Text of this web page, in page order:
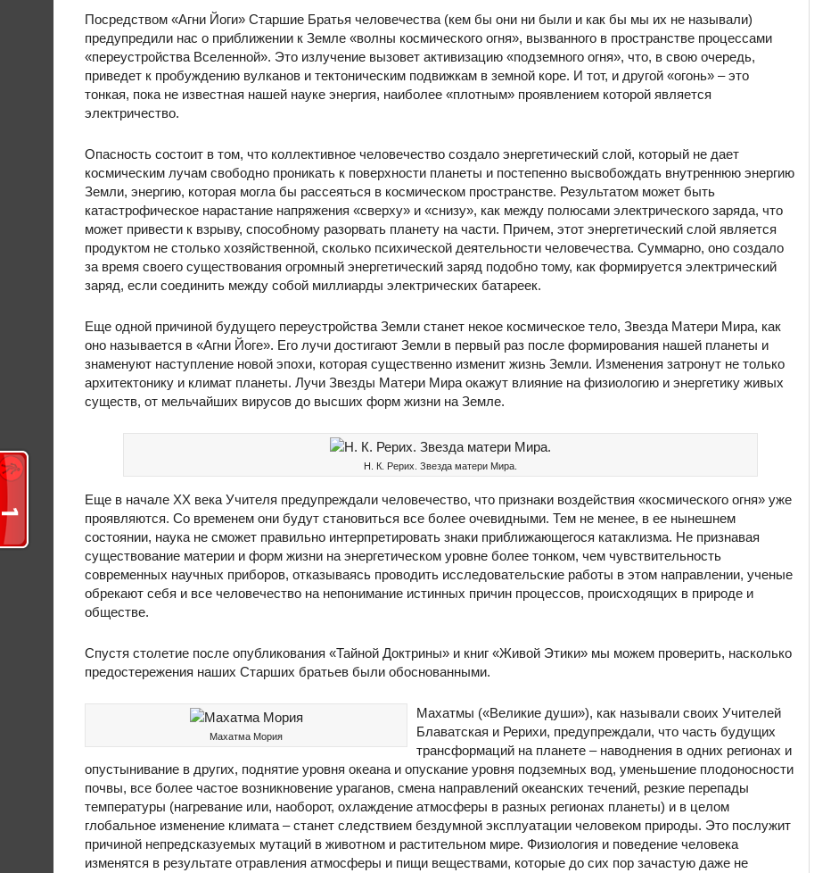
Посредством «Агни Йоги» Старшие Братья человечества (кем бы они ни были и как бы мы их не называли)
предупредили нас о приближении к Земле «волны космического огня», вызванного в пространстве процессами
«переустройства Вселенной». Это излучение вызовет активизацию «подземного огня», что, в свою очередь,
приведет к пробуждению вулканов и тектоническим подвижкам в земной коре. И тот, и другой «огонь» – это
тонкая, пока не известная нашей науке энергия, наиболее «плотным» проявлением которой является
электричество.
Опасность состоит в том, что коллективное человечество создало энергетический слой, который не дает
космическим лучам свободно проникать к поверхности планеты и постепенно высвобождать внутреннюю энергию
Земли, энергию, которая могла бы рассеяться в космическом пространстве. Результатом может быть
катастрофическое нарастание напряжения «сверху» и «снизу», как между полюсами электрического заряда, что
может привести к взрыву, способному разорвать планету на части. Причем, этот энергетический слой является
продуктом не столько хозяйственной, сколько психической деятельности человечества. Суммарно, оно создало
за время своего существования огромный энергетический заряд подобно тому, как формируется электрический
заряд, если соединить между собой миллиарды электрических батареек.
Еще одной причиной будущего переустройства Земли станет некое космическое тело, Звезда Матери Мира, как
оно называется в «Агни Йоге». Его лучи достигают Земли в первый раз после формирования нашей планеты и
знаменуют наступление новой эпохи, которая существенно изменит жизнь Земли. Изменения затронут не только
архитектонику и климат планеты. Лучи Звезды Матери Мира окажут влияние на физиологию и энергетику живых
существ, от мельчайших вирусов до высших форм жизни на Земле.
Н. К. Рерих. Звезда матери Мира.
Еще в начале ХХ века Учителя предупреждали человечество, что признаки воздействия «космического огня» уже
проявляются. Со временем они будут становиться все более очевидными. Тем не менее, в ее нынешнем
состоянии, наука не сможет правильно интерпретировать знаки приближающегося катаклизма. Не признавая
существование материи и форм жизни на энергетическом уровне более тонком, чем чувствительность
современных научных приборов, отказываясь проводить исследовательские работы в этом направлении, ученые
обрекают себя и все человечество на непонимание истинных причин процессов, происходящих в природе и
обществе.
Спустя столетие после опубликования «Тайной Доктрины» и книг «Живой Этики» мы можем проверить, насколько
предостережения наших Старших братьев были обоснованными.
Махатма Мория
Махатмы («Великие души»), как называли своих Учителей
Блаватская и Рерихи, предупреждали, что часть будущих
трансформаций на планете ‒ наводнения в одних регионах и
опустынивание в других, поднятие уровня океана и опускание уровня подземных вод, уменьшение плодоносности
почвы, все более частое возникновение ураганов, смена направлений океанских течений, резкие перепады
температуры (нагревание или, наоборот, охлаждение атмосферы в разных регионах планеты) и в целом
глобальное изменение климата ‒ станет следствием бездумной эксплуатации человеком природы. Это послужит
причиной непредсказуемых мутаций в животном и растительном мире. Физиология и поведение человека
изменятся в результате отравления атмосферы и пищи веществами, которые до сих пор зачастую даже не